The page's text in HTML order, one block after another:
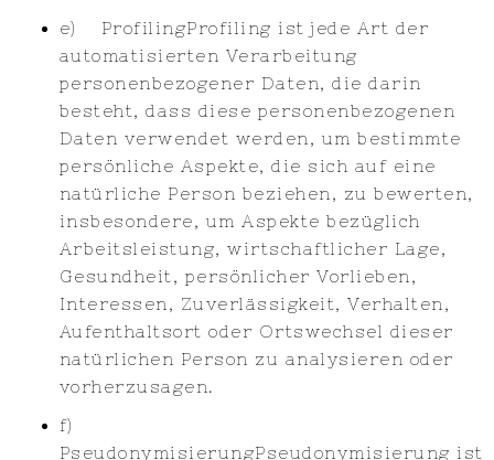
e) ProfilingProfiling ist jede Art der
automatisierten Verarbeitung
personenbezogener Daten, die darin
besteht, dass diese personenbezogenen
Daten verwendet werden, um bestimmte
persönliche Aspekte, die sich auf eine
natürliche Person beziehen, zu bewerten,
insbesondere, um Aspekte bezüglich
Arbeitsleistung, wirtschaftlicher Lage,
Gesundheit, persönlicher Vorlieben,
Interessen, Zuverlässigkeit, Verhalten,
Aufenthaltsort oder Ortswechsel dieser
natürlichen Person zu analysieren oder
vorherzusagen.
f)
PseudonymisierungPseudonymisierung ist